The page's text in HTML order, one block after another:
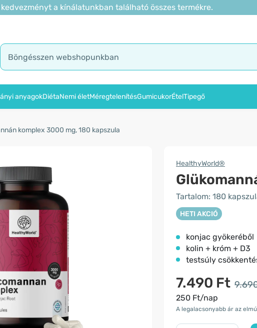
kedvezményt a kínálatunkban található összes termékre.
anyagokDiétaNemi életMéregtelenítésGumicukorÉtelTipegő
komplex 3000 mg, 180 kapszula
HealthyWorld®
Tartalom: 180
HETI AKCIÓ
konjac gyökeréből
kolin + króm + D3
testsúly
7.490 Ft
250 Ft/nap
A legalacsonyabb ár az